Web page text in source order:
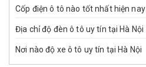
Cốp điện ô tô nào tốt nhất hiện nay
Địa chỉ độ đèn ô tô uy tín tại Hà Nội
Nơi nào độ xe ô tô uy tín tại Hà Nội